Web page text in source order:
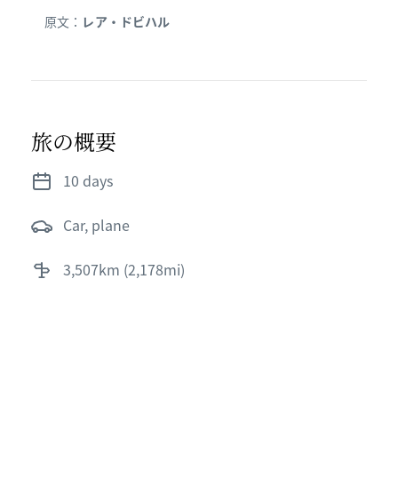
原文： レア・ドビハル
旅の​概要
10 days
car, plane
3,507km (2,178mi)